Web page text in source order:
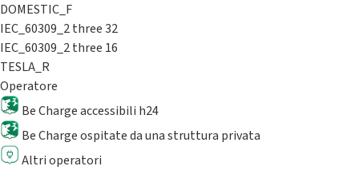
DOMESTIC_F
IEC_60309_2 three 32
IEC_60309_2 three 16
TESLA_R
Operatore
Be Charge accessibili h24
Be Charge ospitate da una struttura privata
Altri operatori